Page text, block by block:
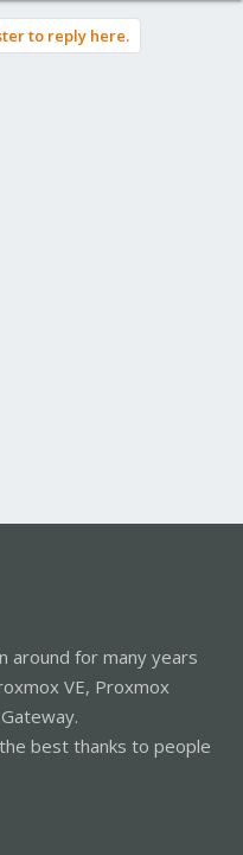
to reply here.
around for many years
VE, Proxmox
best thanks to people